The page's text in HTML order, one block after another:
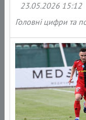
23.05.2026 15:12
Головні цифри та